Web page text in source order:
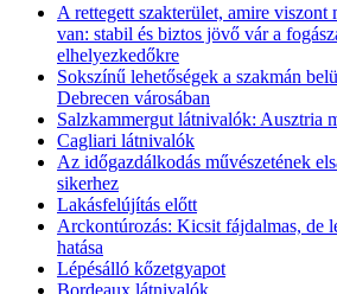
A rettegett szakterület, amire viszont
van: stabil és biztos jövő vár a
elhelyezkedőkre
Sokszínű lehetőségek a szakmán
Debrecen városában
Salzkammergut látnivalók: Ausztria
Cagliari látnivalók
Az időgazdálkodás művészetének
sikerhez
Lakásfelújítás előtt
Arckontúrozás: Kicsit fájdalmas, de
hatása
Lépésálló kőzetgyapot
Bordeaux látnivalók